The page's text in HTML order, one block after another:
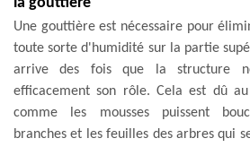
Une gouttière est nécessaire pour
toute sorte d'humidité sur la partie
arrive des fois que la structure
efficacement son rôle. Cela est dû
comme les mousses puissent
branches et les feuilles des arbres qui